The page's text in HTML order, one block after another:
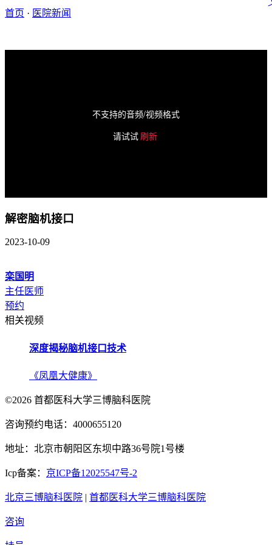
首页 · 医院新闻
不支持的音频/视频格式
请试试 刷新
解密脑机接口
2023-10-09
栾国明
主任医师
预约
相关视频
深度揭秘脑机接口技术
《凤凰大健康》
©2026 首都医科大学三博脑科医院
咨询预约电话：4000655120
地址：北京市朝阳区东坝中路36号院1号楼
Icp备案： 京ICP备12025547号-2
北京三博脑科医院 | 首都医科大学三博脑科医院
咨询